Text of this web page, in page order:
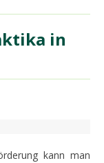
in
kann man